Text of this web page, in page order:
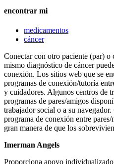
encontrar mi
medicamentos
cáncer
Conectar con otro paciente (par) o
mismo diagnóstico de cáncer
conexión. Los sitios web que se
programas de conexión/tutoría
y cuidadores. Algunos centros de
programas de pares/amigos
trabajador social o a su
programa de conexión entre
gran manera de que los
Imerman Angels
Proporciona apoyo